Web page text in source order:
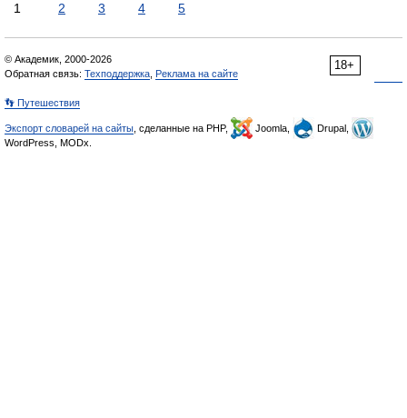
1 2 3 4 5
18+
© Академик, 2000-2026
Обратная связь: Техподдержка Реклама на сайте
👣 Путешествия
Экспорт словарей на сайты , сделанные на PHP, Joomla,
Drupal,
WordPress, MODx.